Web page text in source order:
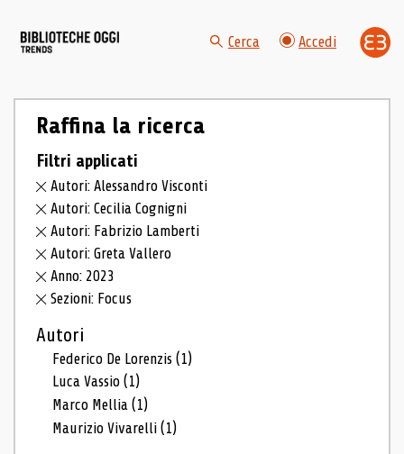
Cerca Accedi
Raffina la ricerca
Filtri applicati
Autori: Alessandro Visconti
Autori: Cecilia Cognigni
Autori: Fabrizio Lamberti
Autori: Greta Vallero
Anno: 2023
Sezioni: Focus
Autori
Federico De Lorenzis(1)
Luca Vassio(1)
Marco Mellia(1)
Maurizio Vivarelli(1)